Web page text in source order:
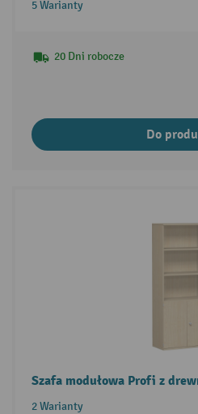
5 Warianty
20 Dni robocze
Do
Szafa modułowa Profi z
2 Warianty